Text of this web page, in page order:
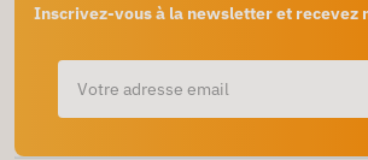
Inscrivez-vous à la newsletter et recevez